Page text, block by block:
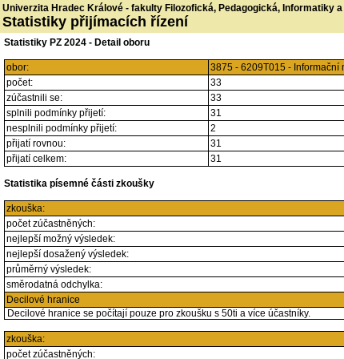
Univerzita Hradec Králové - fakulty Filozofická, Pedagogická, Informatiky
Statistiky přijímacích řízení
Statistiky PZ 2024 - Detail oboru
obor:
3875 - 6209T015 -
počet:
33
zúčastnili se:
33
splnili podmínky přijetí:
31
nesplnili podmínky přijetí:
2
přijatí rovnou:
31
přijatí celkem:
31
Statistika písemné části zkoušky
zkouška:
počet zúčastněných:
nejlepší možný výsledek:
nejlepší dosažený výsledek:
průměrný výsledek:
směrodatná odchylka:
Decilové hranice
Decilové hranice se počítají pouze pro zkoušku s 50ti a více účastníky.
zkouška:
počet zúčastněných: